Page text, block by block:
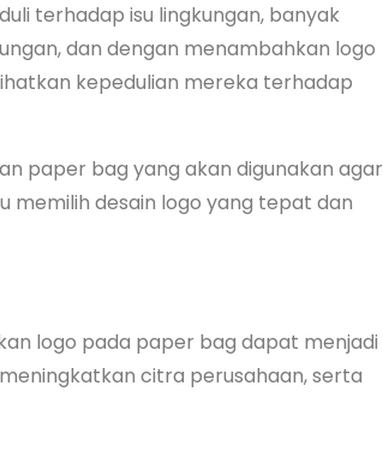
terhadap isu lingkungan, banyak
dan dengan menambahkan logo
kepedulian mereka terhadap
paper bag yang akan digunakan agar
memilih desain logo yang tepat dan
logo pada paper bag dapat menjadi
citra perusahaan, serta